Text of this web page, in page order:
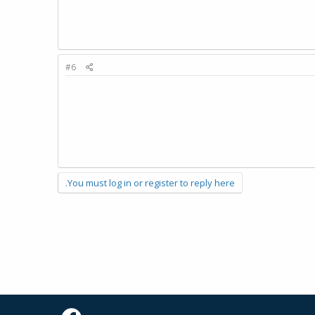
#6
You must log in or register to reply here.